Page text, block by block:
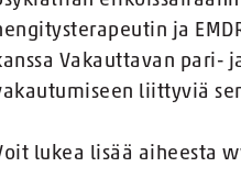
ja
Vakauttavan pari-
liittyviä
lukea lisää aiheesta